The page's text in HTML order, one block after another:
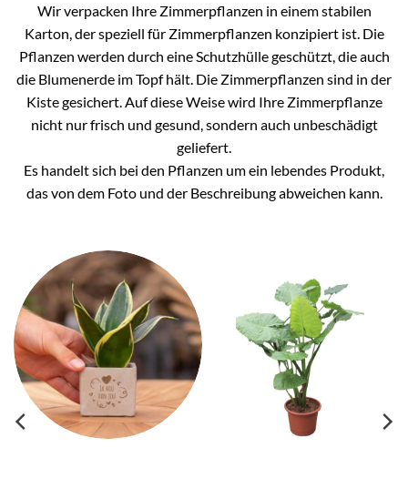
Wir verpacken Ihre Zimmerpflanzen in einem stabilen
Karton, der speziell für Zimmerpflanzen konzipiert ist. Die
Pflanzen werden durch eine Schutzhülle geschützt, die auch
die Blumenerde im Topf hält. Die Zimmerpflanzen sind in der
Kiste gesichert. Auf diese Weise wird Ihre Zimmerpflanze
nicht nur frisch und gesund, sondern auch unbeschädigt
geliefert.
Es handelt sich bei den Pflanzen um ein lebendes Produkt,
das von dem Foto und der Beschreibung abweichen kann.